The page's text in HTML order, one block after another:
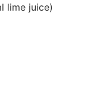
lime juice)